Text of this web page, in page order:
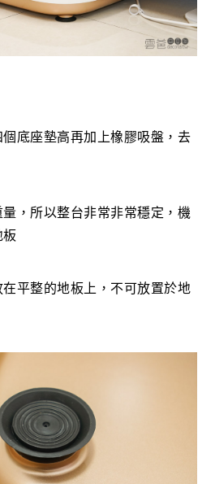
底座墊高再加上橡膠吸盤，去
，所以整台非常非常穩定，機
板
平整的地板上，不可放置於地